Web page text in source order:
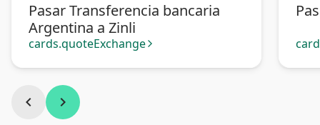
Pasar Transferencia bancaria
Argentina a Zinli
cards.quoteExchange arrow_forward_ios
chevron_left chevron_right